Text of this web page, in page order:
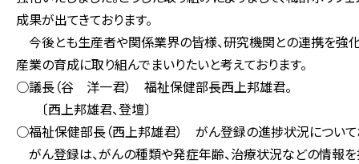
成果が出てきております。
今後とも生産者や関係業界の皆様、研究機関との連携を強
産業の育成に取り組んでまいりたいと考えております。
○議長（谷 洋一君） 福祉保健部長西上邦雄君。
〔西上邦雄君、登壇〕
○福祉保健部長（西上邦雄君） がん登録の進捗状況について
がん登録は、がんの種類や発症年齢、治療状況などの情報